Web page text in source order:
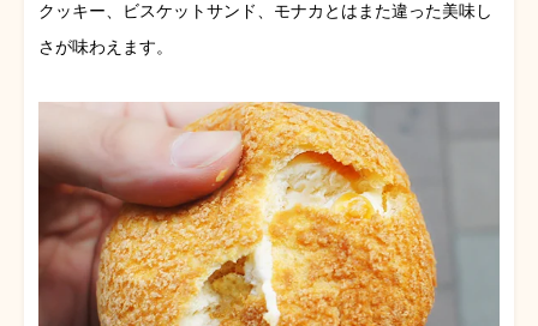
クッキー、ビスケットサンド、モナカとはまた違った美味し
さが味わえます。